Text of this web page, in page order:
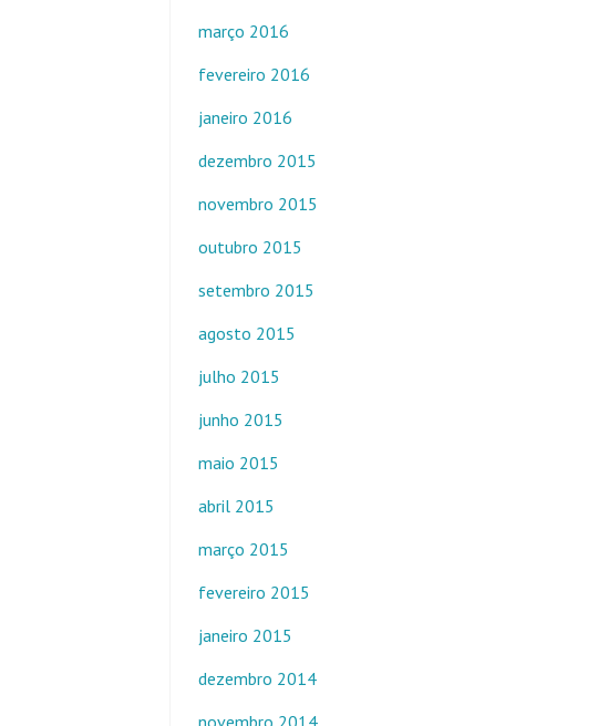
março 2016
fevereiro 2016
janeiro 2016
dezembro 2015
novembro 2015
outubro 2015
setembro 2015
agosto 2015
julho 2015
junho 2015
maio 2015
abril 2015
março 2015
fevereiro 2015
janeiro 2015
dezembro 2014
novembro 2014